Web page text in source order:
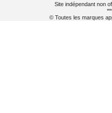
Site indépendant non
© Toutes les marques